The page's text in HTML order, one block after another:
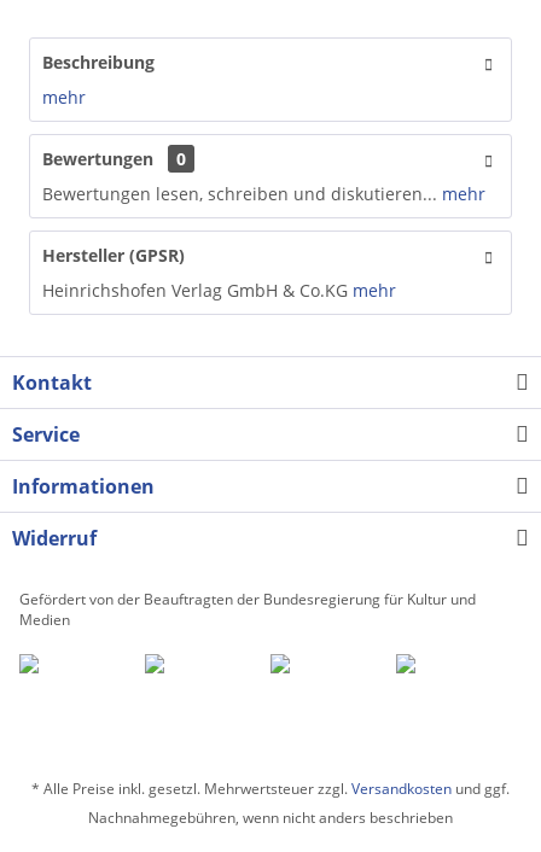
Beschreibung
mehr
Bewertungen
0
Bewertungen lesen, schreiben und diskutieren... mehr
Hersteller (GPSR)
Heinrichshofen Verlag GmbH & Co.KG mehr
Kontakt
Service
Informationen
Widerruf
Gefördert von der Beauftragten der Bundesregierung für Kultur und
Medien
* Alle Preise inkl. gesetzl. Mehrwertsteuer zzgl.Versandkosten und ggf.
Nachnahmegebühren, wenn nicht anders beschrieben